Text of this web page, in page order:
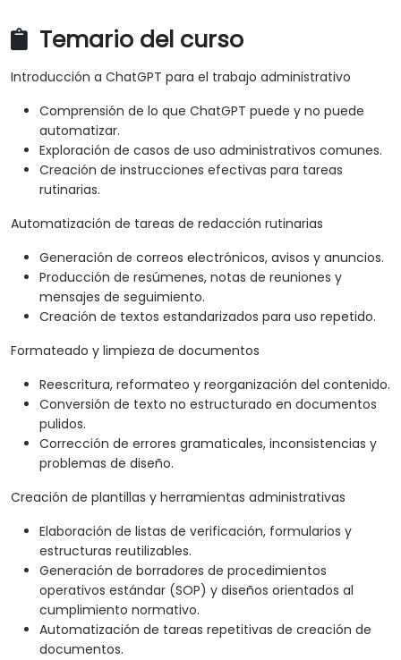
Temario del curso
Introducción a ChatGPT para el trabajo administrativo
Comprensión de lo que ChatGPT puede y no puede
automatizar.
Exploración de casos de uso administrativos comunes.
Creación de instrucciones efectivas para tareas
rutinarias.
Automatización de tareas de redacción rutinarias
Generación de correos electrónicos, avisos y anuncios.
Producción de resúmenes, notas de reuniones y
mensajes de seguimiento.
Creación de textos estandarizados para uso repetido.
Formateado y limpieza de documentos
Reescritura, reformateo y reorganización del contenido.
Conversión de texto no estructurado en documentos
pulidos.
Corrección de errores gramaticales, inconsistencias y
problemas de diseño.
Creación de plantillas y herramientas administrativas
Elaboración de listas de verificación, formularios y
estructuras reutilizables.
Generación de borradores de procedimientos
operativos estándar (SOP) y diseños orientados al
cumplimiento normativo.
Automatización de tareas repetitivas de creación de
documentos.